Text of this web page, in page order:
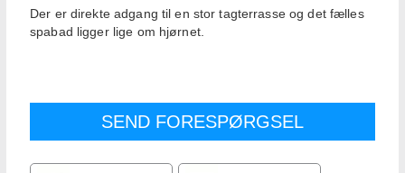
Der er direkte adgang til en stor tagterrasse og det fælles
spabad ligger lige om hjørnet.